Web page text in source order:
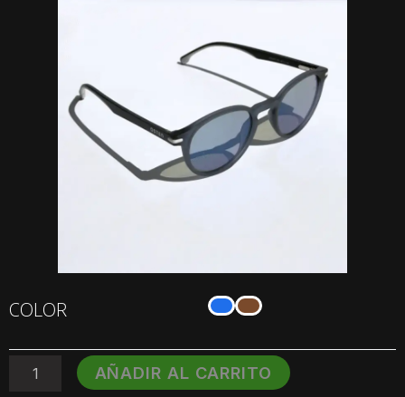
COLOR
SOL
IBIZA
2605
AÑADIR AL CARRITO